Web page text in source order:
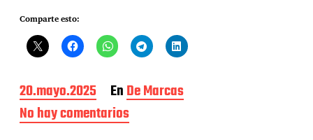
Comparte esto:
F
e
c
20.mayo.2025 EnDe Marcas
No hay comentariose
n